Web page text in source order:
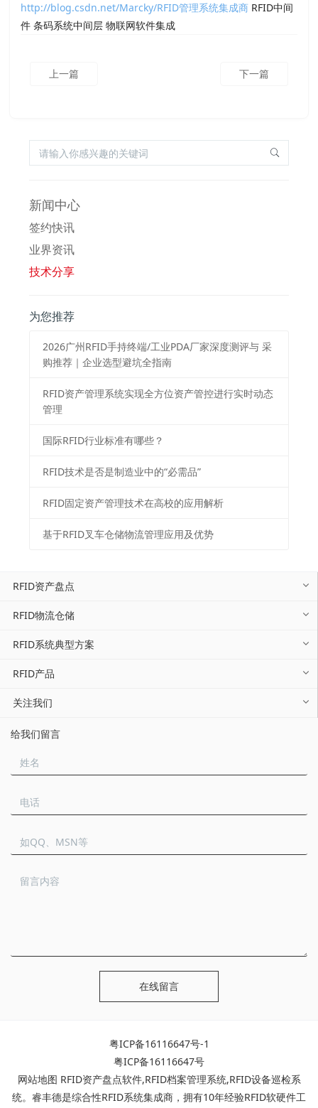
http://blog.csdn.net/Marcky/RFID管理系统集成商 RFID中间
件 条码系统中间层 物联网软件集成
上一篇 下一篇
新闻中心
签约快讯
业界资讯
技术分享
为您推荐
2026⼴州RFID⼿持终端/⼯业PDA⼚家深度测评与 采
购推荐｜企业选型避坑全指南
RFID资产管理系统实现全方位资产管控进行实时动态
管理
国际RFID行业标准有哪些？
RFID技术是否是制造业中的“必需品”
RFID固定资产管理技术在高校的应用解析
基于RFID叉车仓储物流管理应用及优势
RFID资产盘点
RFID物流仓储
RFID系统典型方案
RFID产品
关注我们
给我们留言
在线留言
粤ICP备16116647号-1
粤ICP备16116647号
网站地图 RFID资产盘点软件,RFID档案管理系统,RFID设备巡检系
统。睿丰德是综合性RFID系统集成商，拥有10年经验RFID软硬件工